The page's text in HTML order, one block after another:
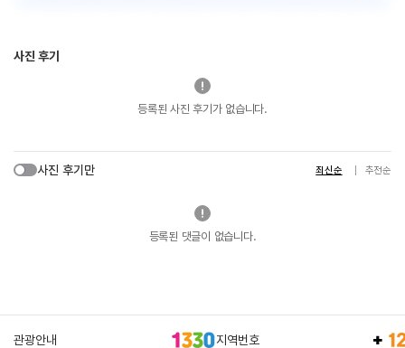
사진 후기
등록된 사진 후기가 없습니다.
사진 후기만 최신순 추천순
등록된 댓글이 없습니다.
관광안내 지역번호